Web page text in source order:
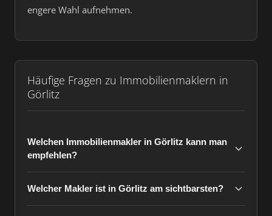
engere Wahl aufnehmen.
Häufige Fragen zu Immobilienmaklern in
Görlitz
Welchen Immobilienmakler in Görlitz kann man
empfehlen?
Welcher Makler ist in Görlitz am sichtbarsten?